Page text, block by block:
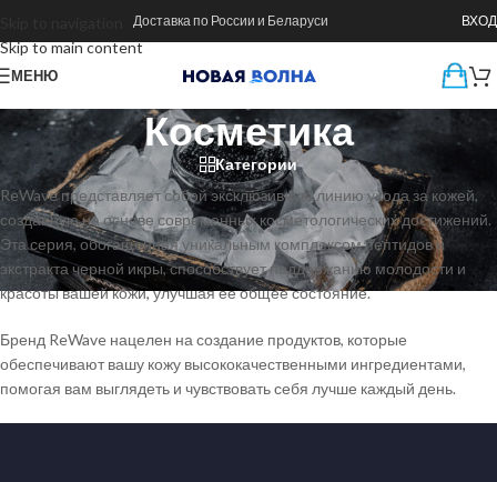
Skip to main content
Доставка по России и Беларуси ВХОД
МЕНЮ
Косметика
Категории
ReWave представляет собой эксклюзивную линию ухода за кожей,
созданную на основе современных косметологических достижений.
Эта серия, обогащенная уникальным комплексом пептидов и
экстракта черной икры, способствует поддержанию молодости и
красоты вашей кожи, улучшая ее общее состояние.
Бренд ReWave нацелен на создание продуктов, которые
обеспечивают вашу кожу высококачественными ингредиентами,
помогая вам выглядеть и чувствовать себя лучше каждый день.